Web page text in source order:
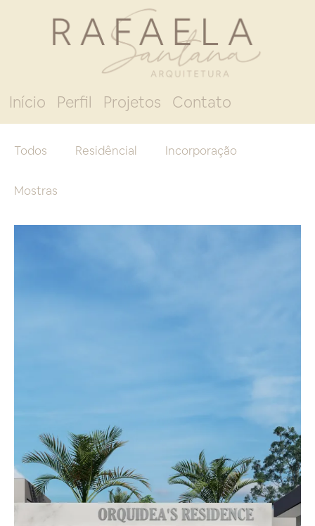
Início Perfil Projetos Contato
Todos Residêncial Incorporação
Mostras
Orquídeas Residence
Incorporação